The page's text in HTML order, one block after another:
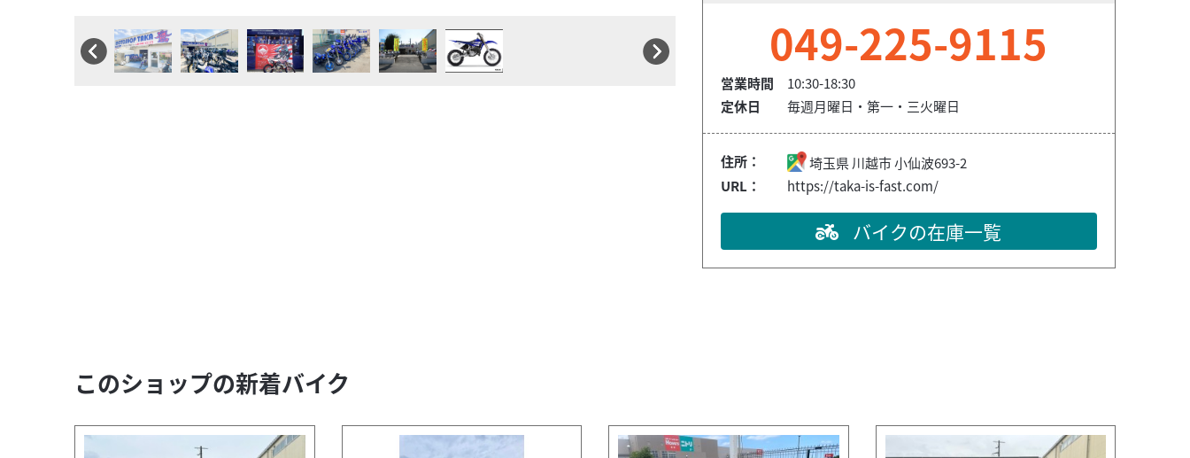
049-225-9115
営業時間
10:30-18:30
定休日
毎週月曜日・第一・三火曜日
住所： 埼玉県川越市小仙波693-2
URL：
https://taka-is-fast.com/
バイクの在庫一覧
このショップの新着バイク